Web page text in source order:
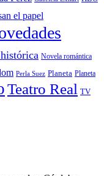
el papel
Novela romántica
Perla Suez Planeta Planeta
Teatro Real TV